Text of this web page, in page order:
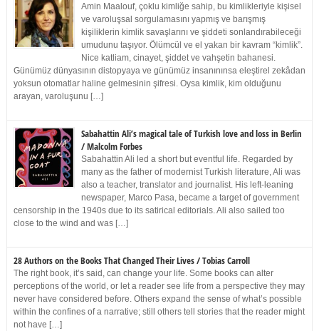
Amin Maalouf, çoklu kimliğe sahip, bu kimlikleriyle kişisel
ve varoluşsal sorgulamasını yapmış ve barışmış
kişiliklerin kimlik savaşlarını ve şiddeti sonlandırabileceği
umudunu taşıyor. Ölümcül ve el yakan bir kavram “kimlik”.
Nice katliam, cinayet, şiddet ve vahşetin bahanesi.
Günümüz dünyasının distopyaya ve günümüz insanınınsa eleştirel zekâdan
yoksun otomatlar haline gelmesinin şifresi. Oysa kimlik, kim olduğunu
arayan, varoluşunu […]
Sabahattin Ali’s magical tale of Turkish love and loss in Berlin
/ Malcolm Forbes
Sabahattin Ali led a short but eventful life. Regarded by
many as the father of modernist Turkish literature, Ali was
also a teacher, translator and journalist. His left-leaning
newspaper, Marco Pasa, became a target of government
censorship in the 1940s due to its satirical editorials. Ali also sailed too
close to the wind and was […]
28 Authors on the Books That Changed Their Lives / Tobias Carroll
The right book, it’s said, can change your life. Some books can alter
perceptions of the world, or let a reader see life from a perspective they may
never have considered before. Others expand the sense of what’s possible
within the confines of a narrative; still others tell stories that the reader might
not have […]